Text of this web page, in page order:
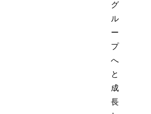
グ
ル
ー
プ
へ
と
成
長